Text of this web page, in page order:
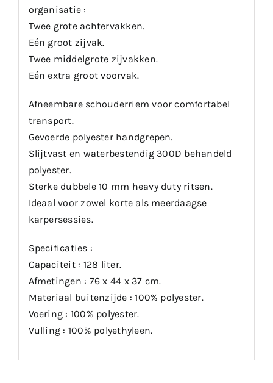
organisatie :
Twee grote achtervakken.
Eén groot zijvak.
Twee middelgrote zijvakken.
Eén extra groot voorvak.
Afneembare schouderriem voor comfortabel
transport.
Gevoerde polyester handgrepen.
Slijtvast en waterbestendig 300D behandeld
polyester.
Sterke dubbele 10 mm heavy duty ritsen.
Ideaal voor zowel korte als meerdaagse
karpersessies.
Specificaties :
Capaciteit : 128 liter.
Afmetingen : 76 x 44 x 37 cm.
Materiaal buitenzijde : 100% polyester.
Voering : 100% polyester.
Vulling : 100% polyethyleen.